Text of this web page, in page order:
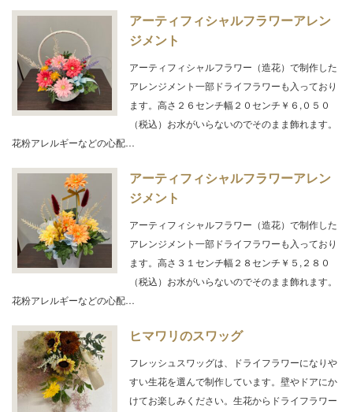
アーティフィシャルフラワーアレン
ジメント
アーティフィシャルフラワー（造花）で制作した
アレンジメント一部ドライフラワーも入っており
ます。高さ２６センチ幅２０センチ￥６,０５０
（税込）お水がいらないのでそのまま飾れます。
花粉アレルギーなどの心配…
アーティフィシャルフラワーアレン
ジメント
アーティフィシャルフラワー（造花）で制作した
アレンジメント一部ドライフラワーも入っており
ます。高さ３１センチ幅２８センチ￥５,２８０
（税込）お水がいらないのでそのまま飾れます。
花粉アレルギーなどの心配…
ヒマワリのスワッグ
フレッシュスワッグは、ドライフラワーになりや
すい生花を選んで制作しています。壁やドアにか
けてお楽しみください。生花からドライフラワー